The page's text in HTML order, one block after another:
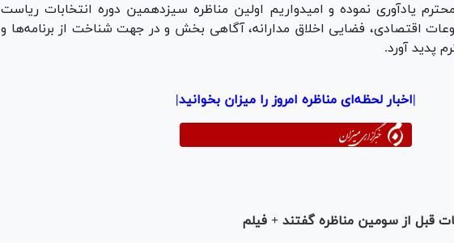
یادآوری نموده و امیدواریم اولین مناظره سیزدهمین دوره انتخابات ریاست
اقتصادی، فضایی اخلاق مدارانه، آگاهی بخش و در جهت شناخت از برنامه‌ها و
پدید آورد.
|اخبار لحظه‌ای مناظره امروز را میزان بخوانید|